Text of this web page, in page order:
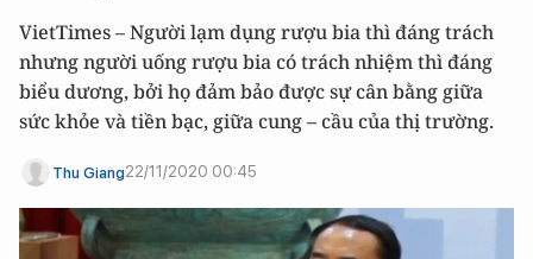
VietTimes – Người lạm dụng rượu bia thì đáng trách
nhưng người uống rượu bia có trách nhiệm thì đáng
biểu dương, bởi họ đảm bảo được sự cân bằng giữa
sức khỏe và tiền bạc, giữa cung – cầu của thị trường.
Thu Giang22/11/2020 00:45